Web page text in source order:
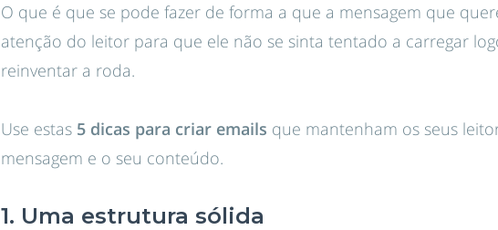
O que é que se pode fazer de forma a que a mensagem que
atenção do leitor para que ele não se sinta tentado a carregar
reinventar a roda.
Use estas 5 dicas para criar emails que mantenham os seus
mensagem e o seu conteúdo.
1. Uma estrutura sólida